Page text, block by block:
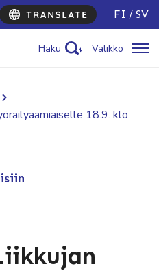
FI SV
Haku Valikko
18.9. klo